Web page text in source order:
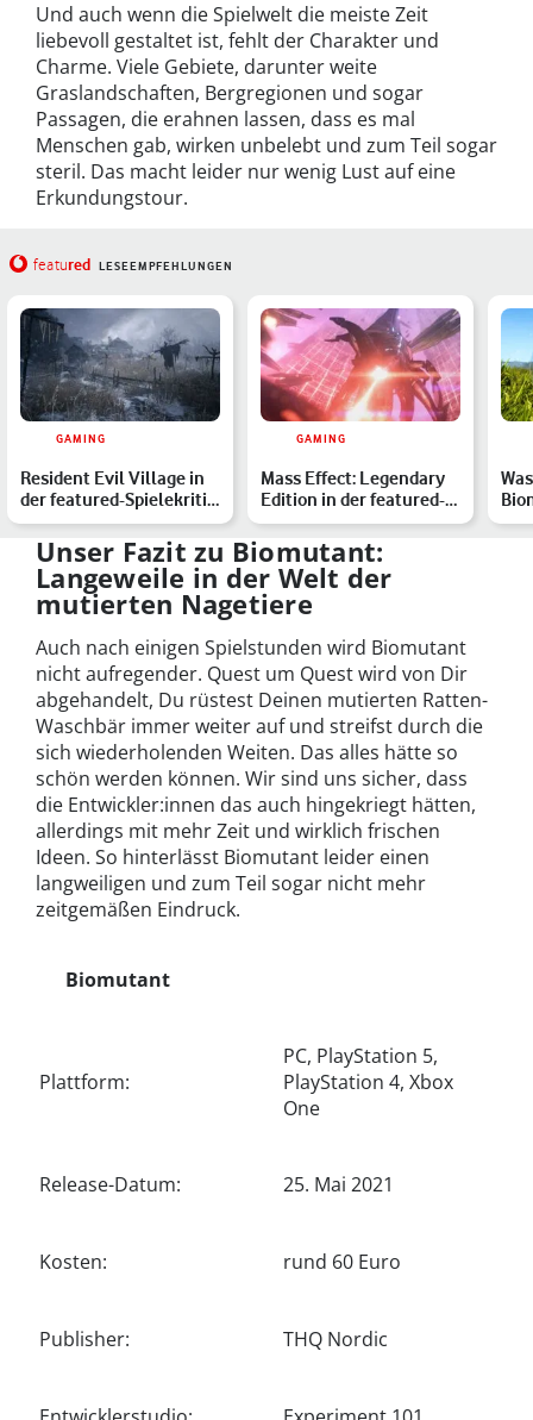
Und auch wenn die Spielwelt die meiste Zeit
liebevoll gestaltet ist, fehlt der Charakter und
Charme. Viele Gebiete, darunter weite
Graslandschaften, Bergregionen und sogar
Passagen, die erahnen lassen, dass es mal
Menschen gab, wirken unbelebt und zum Teil sogar
steril. Das macht leider nur wenig Lust auf eine
Erkundungstour.
featured LESEEMPFEHLUNGEN
GAMING
Resident Evil Village in
der featured-Spielekritik:
Willkommen im…
GAMING
Mass Effect: Legendary
Edition in der featured-
Spielekritik – Ein…
Unser Fazit zu Biomutant:
Langeweile in der Welt der
mutierten Nagetiere
Auch nach einigen Spielstunden wird Biomutant
nicht aufregender. Quest um Quest wird von Dir
abgehandelt, Du rüstest Deinen mutierten Ratten-
Waschbär immer weiter auf und streifst durch die
sich wiederholenden Weiten. Das alles hätte so
schön werden können. Wir sind uns sicher, dass
die Entwickler:innen das auch hingekriegt hätten,
allerdings mit mehr Zeit und wirklich frischen
Ideen. So hinterlässt Biomutant leider einen
langweiligen und zum Teil sogar nicht mehr
zeitgemäßen Eindruck.
Biomutant
Plattform:
PC, PlayStation 5,
PlayStation 4, Xbox
One
Release-Datum: 25. Mai 2021
Kosten: rund 60 Euro
Publisher: THQ Nordic